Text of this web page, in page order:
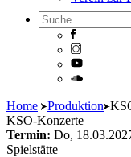
Skip
to
content
Home Produktion
KSO-Konzerte
Termin: Do,
Spielstätte